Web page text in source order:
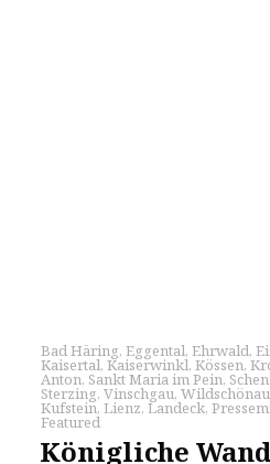
Bad Häring, Eggental, Ehrwald,
Kaisertal, Kaiserwinkl, Kössen,
Anton, Sankt Maria im Pein,
Sterzing, Vinschgau, Wildschönau
Kufstein, Lienz, Landeck,
Featured
Königliche